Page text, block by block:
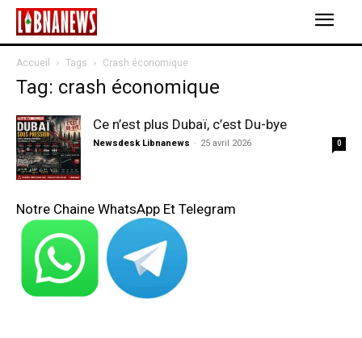
Accueil Tags Crash économique
Tag: crash économique
Ce n’est plus Dubaï, c’est Du-bye
Newsdesk Libnanews - 25 avril 2026 0
Notre Chaine WhatsApp Et Telegram